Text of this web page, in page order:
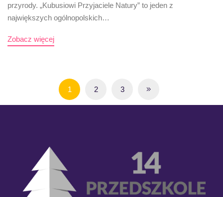
przyrody. „Kubusiowi Przyjaciele Natury” to jeden z
największych ogólnopolskich…
Zobacz więcej
1 2 3